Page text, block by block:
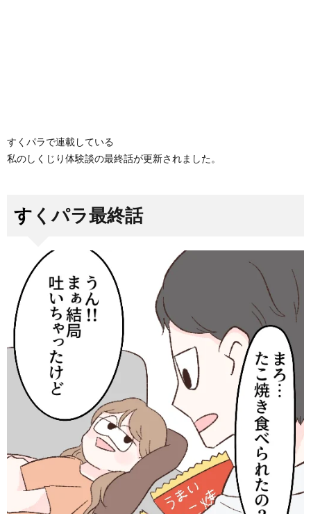
すくパラで連載している
私のしくじり体験談の最終話が更新されました。
すくパラ最終話